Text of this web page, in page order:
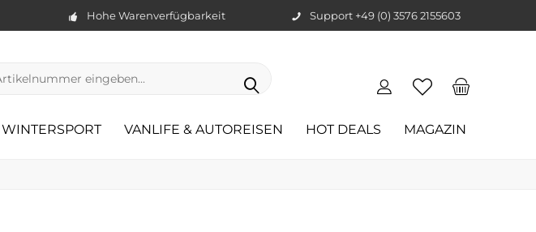
Hohe Warenverfügbarkeit Support +49 (0) 3576 2155603
WINTERSPORT VANLIFE & AUTOREISEN HOT DEALS MAGAZIN